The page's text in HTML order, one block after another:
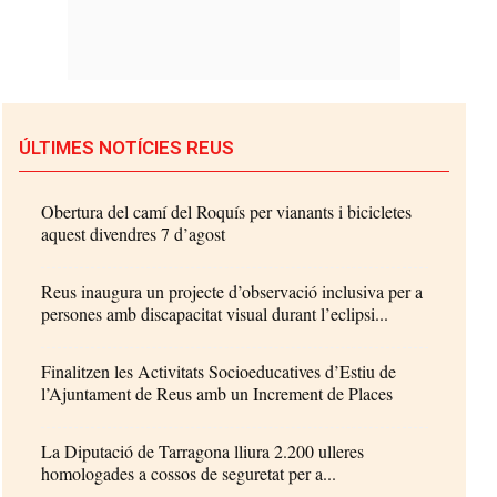
ÚLTIMES NOTÍCIES REUS
Obertura del camí del Roquís per vianants i bicicletes
aquest divendres 7 d’agost
Reus inaugura un projecte d’observació inclusiva per a
persones amb discapacitat visual durant l’eclipsi...
Finalitzen les Activitats Socioeducatives d’Estiu de
l’Ajuntament de Reus amb un Increment de Places
La Diputació de Tarragona lliura 2.200 ulleres
homologades a cossos de seguretat per a...